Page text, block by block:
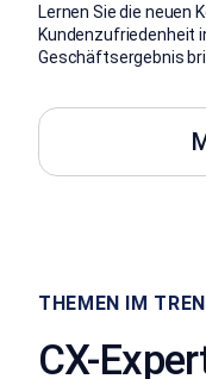
Lernen Sie die neuen
Kundenzufriedenheit
Geschäftsergebnis
THEMEN IM
CX-